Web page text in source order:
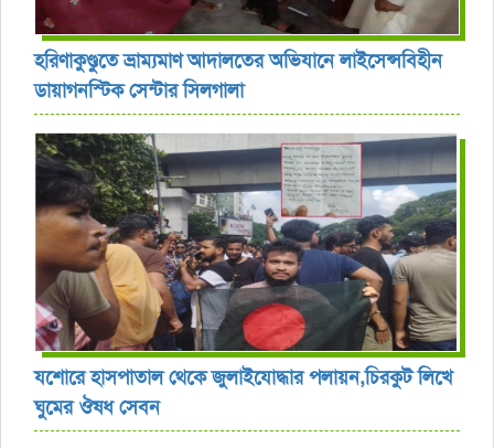
হরিণাকুণ্ডুতে ভ্রাম্যমাণ আদালতের অভিযানে লাইসেন্সবিহীন
ডায়াগনস্টিক সেন্টার সিলগালা
যশোরে হাসপাতাল থেকে জুলাইযোদ্ধার পলায়ন,চিরকুট লিখে
ঘুমের ঔষধ সেবন